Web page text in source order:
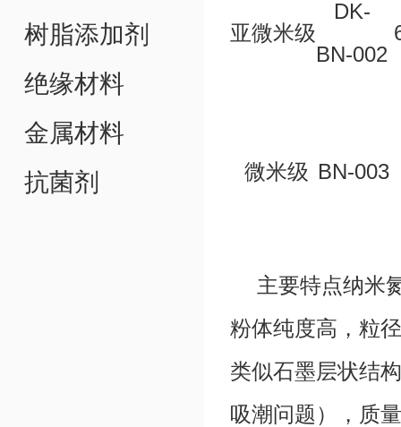
树脂添加剂
绝缘材料
金属材料
抗菌剂
亚微米级
DK-
BN-002
微米级 BN-003
主要特点纳米
粉体纯度高，粒
类似石墨层状结
吸潮问题），质